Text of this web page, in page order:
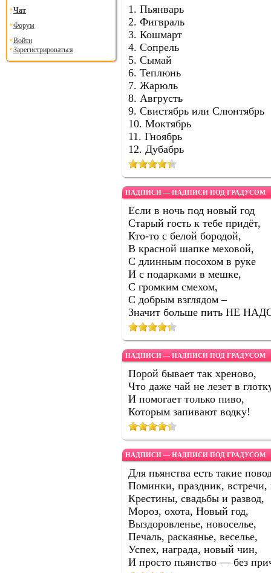
Чат
Форум
Войти
Зарегистрироваться
1. Пьянварь
2. Фигвраль
3. Кошмарт
4. Сопрель
5. Сымай
6. Теплюнь
7. Жарюль
8. Авгрусть
9. Свистябрь или Слюнтябрь
10. Моктябрь
11. Гноябрь
12. Дубабрь
НАДПИСИ — НАДПИСИ ПОД ГРАДУСОМ
Если в ночь под новый год
Старый гость к тебе придёт,
Кто-то с белой бородой,
В красной шапке меховой,
С длинным посохом в руке
И с подарками в мешке,
С громким смехом,
С добрым взглядом –
Значит больше пить НЕ
НАДПИСИ — НАДПИСИ ПОД ГРАДУСОМ
Порой бывает так хреново,
Что даже чай не лезет в
И помогает только пиво,
Которым запивают водку!
НАДПИСИ — НАДПИСИ ПОД ГРАДУСОМ
Для пьянства есть такие
Поминки, праздник, встречи,
Крестины, свадьбы и развод,
Мороз, охота, Новый год,
Выздоровленье, новоселье,
Печаль, раскаянье, веселье,
Успех, награда, новый чин,
И просто пьянство — без